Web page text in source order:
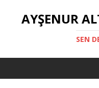
AYŞENUR
SEN